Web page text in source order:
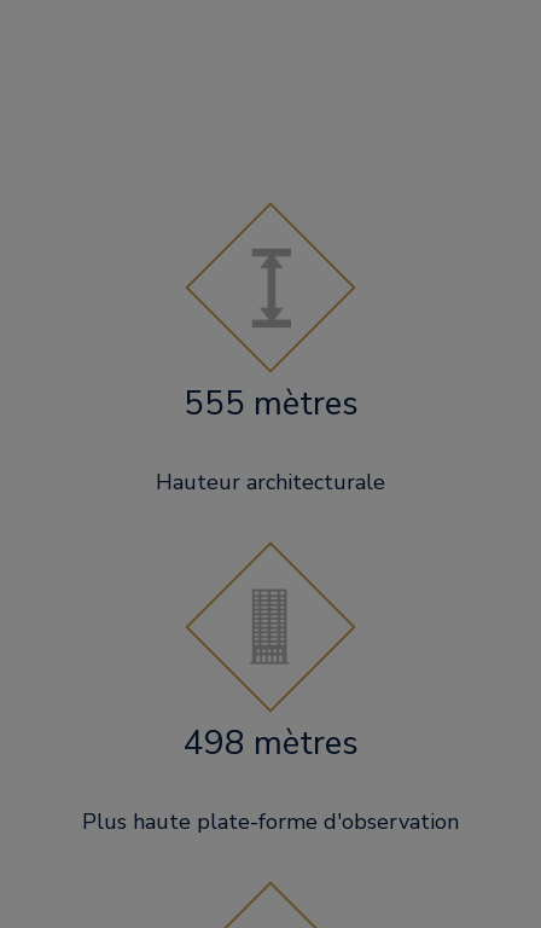
555 mètres
Hauteur architecturale
498 mètres
Plus haute plate-forme d'observation